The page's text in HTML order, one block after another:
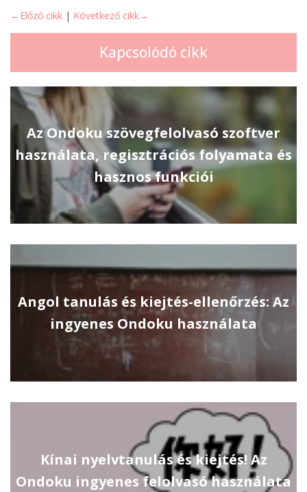
←Előző cikk | Következő cikk→
Kapcsolódó cikk
Az Ondoku szövegfelolvasó szoftver
használata, regisztrációs folyamata és
hasznos funkciói
Angol tanulás és kiejtés-ellenőrzés: Az
ingyenes Ondoku használata
Kínai nyelvtanulás és kiejtés! Az
Ondoku ingyenes felolvasó használata